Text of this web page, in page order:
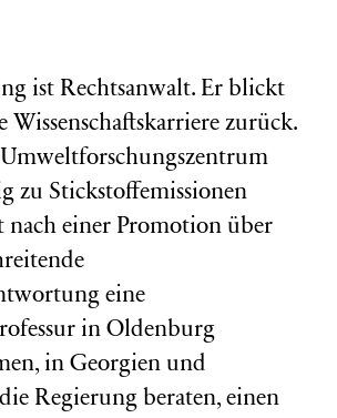
ist Rechtsanwalt. Er blickt
Wissenschaftskarriere zurück.
zu Stickstoffemissionen
nach einer Promotion über
eine
in Oldenburg
in Georgien und
Regierung beraten, einen